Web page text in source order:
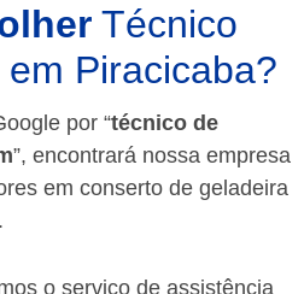
Técnico
Piracicaba?
por “técnico de
”, encontrará nossa empresa
em conserto de geladeira
o serviço de assistência